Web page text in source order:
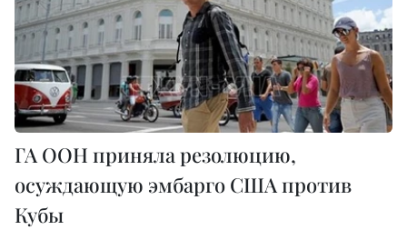
ГА ООН приняла резолюцию,
осуждающую эмбарго США против
Кубы